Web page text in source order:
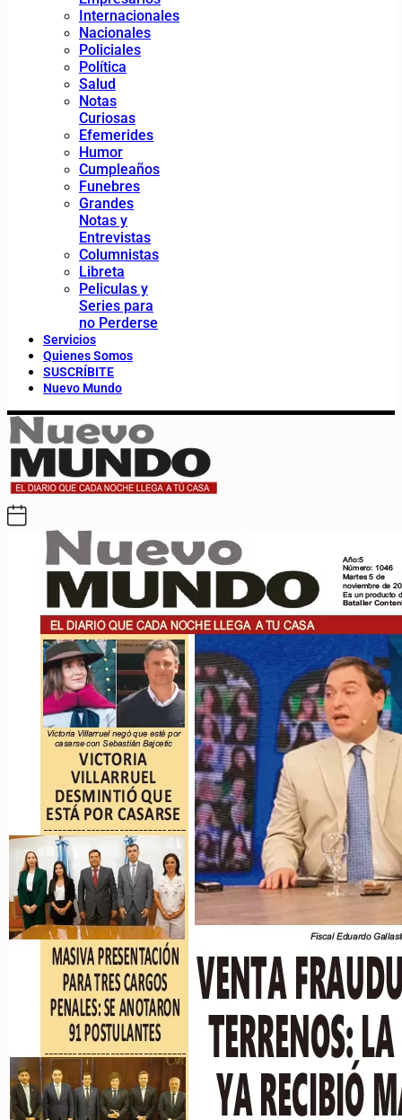
Internacionales
Nacionales
Policiales
Política
Salud
Notas
Curiosas
Efemerides
Humor
Cumpleaños
Funebres
Grandes
Notas y
Entrevistas
Columnistas
Libreta
Peliculas y
Series para
no Perderse
Servicios
Quienes Somos
SUSCRÍBITE
Nuevo Mundo